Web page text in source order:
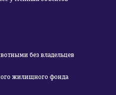
без владельцев
жилищного фонда